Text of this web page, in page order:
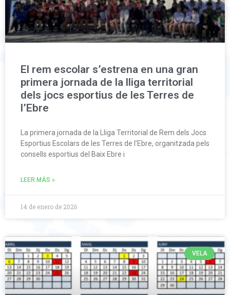
El rem escolar s’estrena en una gran
primera jornada de la lliga territorial
dels jocs esportius de les Terres de
l’Ebre
La primera jornada de la Lliga Territorial de Rem dels Jocs
Esportius Escolars de les Terres de l’Ebre, organitzada pels
consells esportius del Baix Ebre i
LEER MÁS »
14 de enero de 2026
VELA